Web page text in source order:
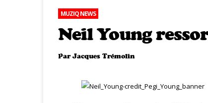
MUZIQ NEWS
Neil Young
ParJacques Trémolin